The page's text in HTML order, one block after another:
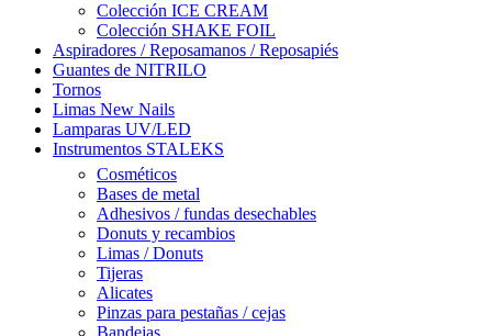
Colección ICE CREAM
Colección SHAKE FOIL
Aspiradores / Reposamanos / Reposapiés
Guantes de NITRILO
Tornos
Limas New Nails
Lamparas UV/LED
Instrumentos STALEKS
Cosméticos
Bases de metal
Adhesivos / fundas desechables
Donuts y recambios
Limas / Donuts
Tijeras
Alicates
Pinzas para pestañas / cejas
Bandejas